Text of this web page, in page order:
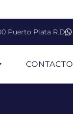
Puerto Plata R.D
CONTACTO